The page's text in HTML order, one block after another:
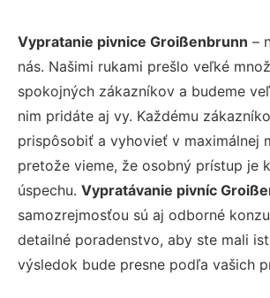
Vypratanie pivnice Groißenbrunn –
nás. Našimi rukami prešlo veľké
spokojných zákazníkov a budeme
nim pridáte aj vy. Každému
prispôsobiť a vyhovieť v maximálnej
pretože vieme, že osobný prístup je
úspechu. Vypratávanie pivníc
samozrejmosťou sú aj odborné
detailné poradenstvo, aby ste mali
výsledok bude presne podľa vašich